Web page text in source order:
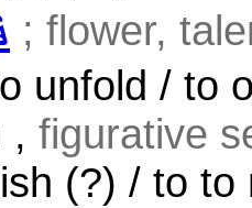
; flower,
unfold / to
, figurative
(?) / to